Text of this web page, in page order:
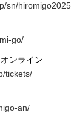
sn/
go/
ンライン
tickets/
an/